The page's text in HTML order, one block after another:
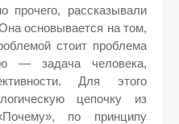
прочего, рассказывали
основывается на том,
стоит проблема
— задача человека,
Для этого
цепочку из
по принципу